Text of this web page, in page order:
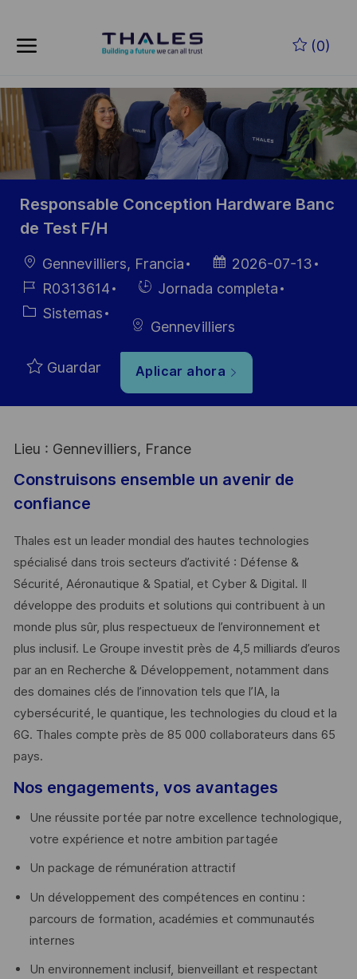
(0)
-
Responsable Conception Hardware Banc
de Test F/H
Ubicación
Gennevilliers, Francia
Fecha de
publicación
2026-07-13
ID de
empleo
R0313614
HiringJornada completa
Categoría
Sistemas
Gennevilliers
Guardar Aplicar ahora
Lieu : Gennevilliers, France
Construisons ensemble un avenir de
confiance
Thales est un leader mondial des hautes technologies
spécialisé dans trois secteurs d’activité : Défense &
Sécurité, Aéronautique & Spatial, et Cyber & Digital. Il
développe des produits et solutions qui contribuent à un
monde plus sûr, plus respectueux de l’environnement et
plus inclusif. Le Groupe investit près de 4,5 milliards d’euros
par an en Recherche & Développement, notamment dans
des domaines clés de l’innovation tels que l’IA, la
cybersécurité, le quantique, les technologies du cloud et la
6G. Thales compte près de 85 000 collaborateurs dans 65
pays. ​
Nos engagements, vos avantages
Une réussite portée par notre excellence technologique,
votre expérience et notre ambition partagée
Un package de rémunération attractif
Un développement des compétences en continu :
parcours de formation, académies et communautés
internes
Un environnement inclusif, bienveillant et respectant